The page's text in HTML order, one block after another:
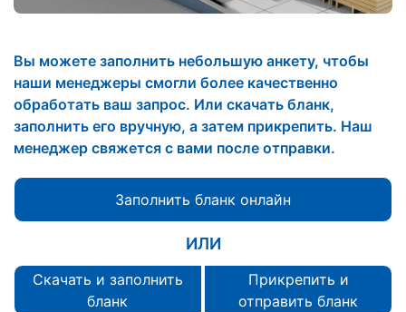
Вы можете заполнить небольшую анкету, чтобы
наши менеджеры смогли более качественно
обработать ваш запрос. Или скачать бланк,
заполнить его вручную, а затем прикрепить. Наш
менеджер свяжется с вами после отправки.
Заполнить бланк онлайн
ИЛИ
Скачать и заполнить
бланк
Прикрепить и
отправить бланк